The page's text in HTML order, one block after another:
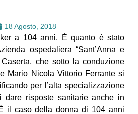
18 Agosto, 2018
a 104 anni. È quanto è stato
ospedaliera “Sant’Anna e
che sotto la conduzione
Mario Nicola Vittorio Ferrante si
per l’alta specializzazione
risposte sanitarie anche in
il caso della donna di 104 anni